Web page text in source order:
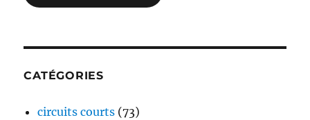
CATÉGORIES
circuits courts (73)